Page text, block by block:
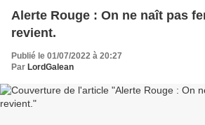
Alerte Rouge : On ne naît pas
revient.
Publié le 01/07/2022 à 20:27
Par LordGalean